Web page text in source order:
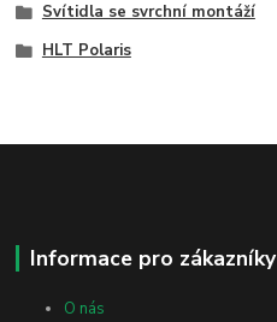
Svítidla se svrchní montáží
HLT Polaris
Informace pro zákazníky
O nás